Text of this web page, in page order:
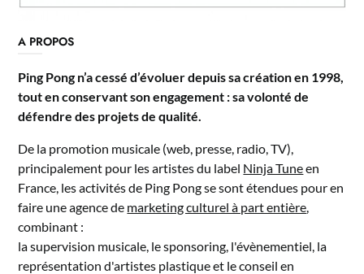
A PROPOS
Ping Pong n’a cessé d’évoluer depuis sa création en 1998,
tout en conservant son engagement : sa volonté de
défendre des projets de qualité.
De la promotion musicale (web, presse, radio, TV),
principalement pour les artistes du label Ninja Tuneen
France, les activités de Ping Pong se sont étendues pour en
faire une agence de marketing culturel à part entière,
combinant :
la supervision musicale, le sponsoring, l'évènementiel, la
représentation d'artistes plastique et le conseil en